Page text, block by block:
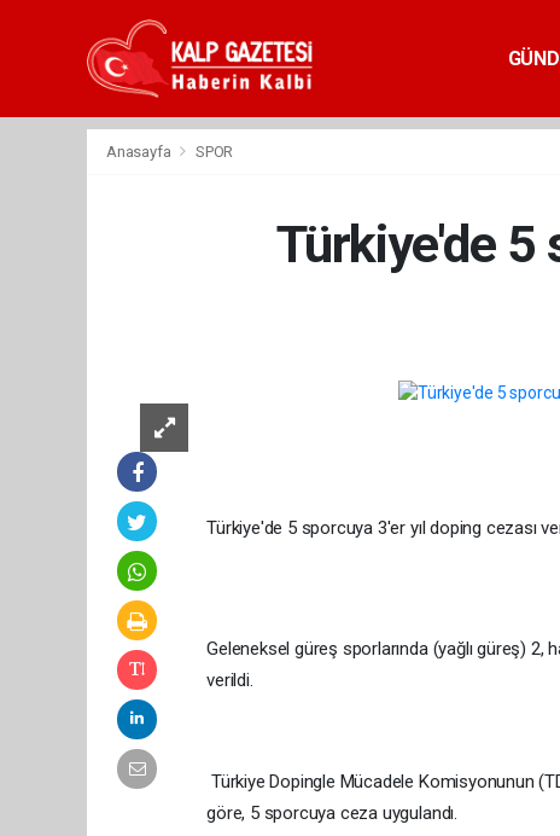
Anasayfa SPOR
Türkiye'de 5
Türkiye'de 5 sporcuya 3'er yıl doping cezası
Geleneksel güreş sporlarında (yağlı güreş)
verildi.
Türkiye Dopingle Mücadele Komisyonunun
göre, 5 sporcuya ceza uygulandı.